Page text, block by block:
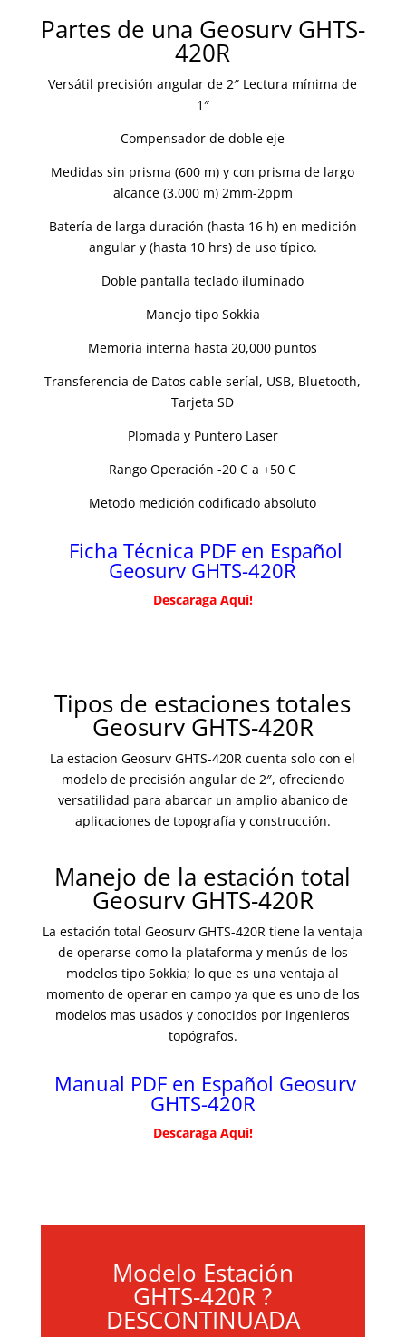
Partes de una Geosurv GHTS-
420R
Versátil precisión angular de 2″ Lectura mínima de
1″
Compensador de doble eje
Medidas sin prisma (600 m) y con prisma de largo
alcance (3.000 m) 2mm-2ppm
Batería de larga duración (hasta 16 h) en medición
angular y (hasta 10 hrs) de uso típico.
Doble pantalla teclado iluminado
Manejo tipo Sokkia
Memoria interna hasta 20,000 puntos
Transferencia de Datos cable seríal, USB, Bluetooth,
Tarjeta SD
Plomada y Puntero Laser
Rango Operación -20 C a +50 C
Metodo medición codificado absoluto
Ficha Técnica PDF en Español
Geosurv GHTS-420R
Descaraga Aqui!
Tipos de estaciones totales
Geosurv GHTS-420R
La estacion Geosurv GHTS-420R​ cuenta solo con el
modelo de precisión angular de 2″, ofreciendo
versatilidad para abarcar un amplio abanico de
aplicaciones de topografía y construcción.
Manejo de la estación total
Geosurv GHTS-420R
La estación total Geosurv GHTS-420R tiene la ventaja
de operarse como la plataforma y menús de los
modelos tipo Sokkia; lo que es una ventaja al
momento de operar en campo ya que es uno de los
modelos mas usados y conocidos por ingenieros
topógrafos.
Manual PDF en Español Geosurv
GHTS-420R
Descaraga Aqui!
Modelo Estación
GHTS-420R ?
DESCONTINUADA